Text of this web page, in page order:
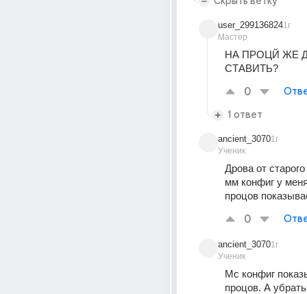
user_299136824
Мастер
1г
НА ПРОЦЙ ЖЕ
СТАВИТЬ?
0
1 ответ
ancient_3070
Ученик
1г
Дрова от
мм конфиг у
процов
0
ancient_3070
Ученик
1г
Мс конфиг
процов. А